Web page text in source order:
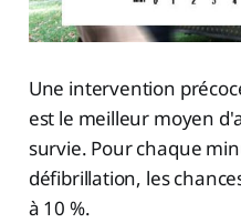
Une intervention
est le meilleur moyen
survie. Pour chaque
défibrillation, les
à 10 %.